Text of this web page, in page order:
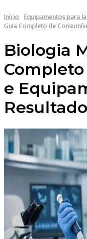
Início Equipamentos para
Guia Completo de
Biologia
e